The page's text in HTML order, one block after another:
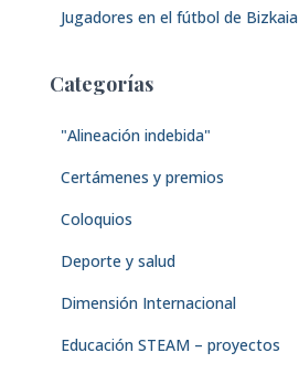
Jugadores en el fútbol de Bizkaia
Categorías
"Alineación indebida"
Certámenes y premios
Coloquios
Deporte y salud
Dimensión Internacional
Educación STEAM – proyectos